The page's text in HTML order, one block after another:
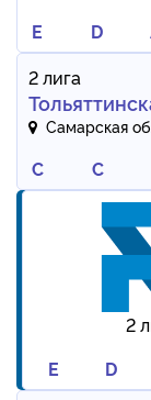
E D
2 лига
Самарская
C C
2
E D